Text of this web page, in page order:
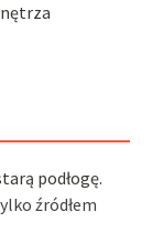
podłogę.
źródłem